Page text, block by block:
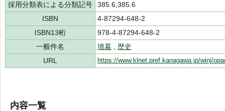
採用分類表による分類記号
385.6,385.6
ISBN
4-87294-648-2
ISBN13桁
978-4-87294-648-2
一般件名
墳墓
歴史
URL
https://www.klnet.pref.kanagawa.jp/winj/
内容一覧